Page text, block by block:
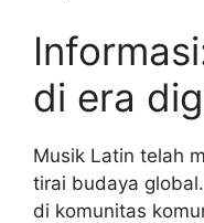
di era
Musik Latin telah
tirai budaya
di komunitas